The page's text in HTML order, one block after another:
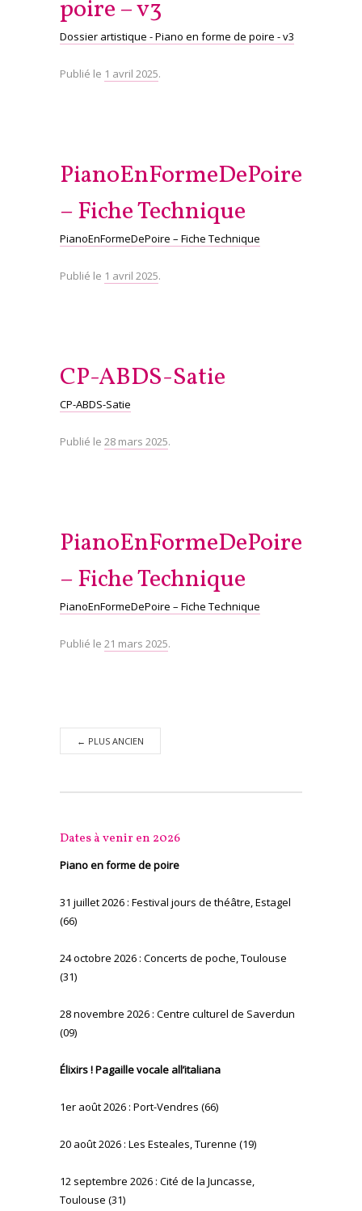
poire – v3
Dossier artistique - Piano en forme de poire - v3
Publié le 1 avril 2025.
PianoEnFormeDePoire
– Fiche Technique
PianoEnFormeDePoire – Fiche Technique
Publié le 1 avril 2025.
CP-ABDS-Satie
CP-ABDS-Satie
Publié le 28 mars 2025.
PianoEnFormeDePoire
– Fiche Technique
PianoEnFormeDePoire – Fiche Technique
Publié le 21 mars 2025.
← PLUS ANCIEN
Dates à venir en 2026
Piano en forme de poire
31 juillet 2026 : Festival jours de théâtre, Estagel
(66)
24 octobre 2026 : Concerts de poche, Toulouse
(31)
28 novembre 2026 : Centre culturel de Saverdun
(09)
Élixirs ! Pagaille vocale all’italiana
1er août 2026 : Port-Vendres (66)
20 août 2026 : Les Esteales, Turenne (19)
12 septembre 2026 : Cité de la Juncasse,
Toulouse (31)